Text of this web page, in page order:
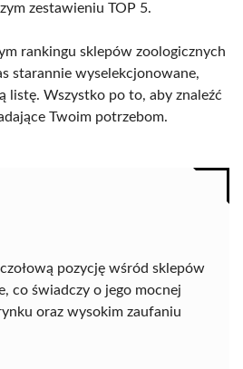
zestawieniu TOP 5.
rankingu sklepów zoologicznych
starannie wyselekcjonowane,
listę. Wszystko po to, aby znaleźć
Twoim potrzebom.
pozycję wśród sklepów
co świadczy o jego mocnej
oraz wysokim zaufaniu